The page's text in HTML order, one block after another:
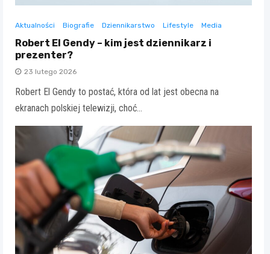
Aktualności Biografie Dziennikarstwo Lifestyle Media
Robert El Gendy – kim jest dziennikarz i
prezenter?
23 lutego 2026
Robert El Gendy to postać, która od lat jest obecna na
ekranach polskiej telewizji, choć…